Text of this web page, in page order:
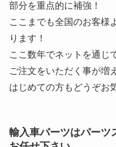
部分を重点的に補強！
ここまでも全国のお客様
ります！
ここ数年でネットを通じ
ご注文をいただく事が増
はじめての方もどうぞお
輸入車パーツはパーツ